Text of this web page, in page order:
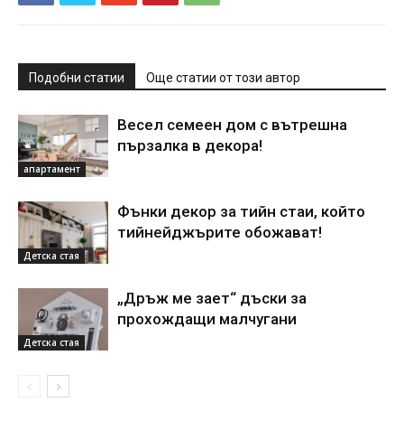
Подобни статии Още статии от този автор
апартамент
Весел семеен дом с вътрешна
пързалка в декора!
Детска стая
Фънки декор за тийн стаи, който
тийнейджърите обожават!
Детска стая
„Дръж ме зает“ дъски за
прохождащи малчугани